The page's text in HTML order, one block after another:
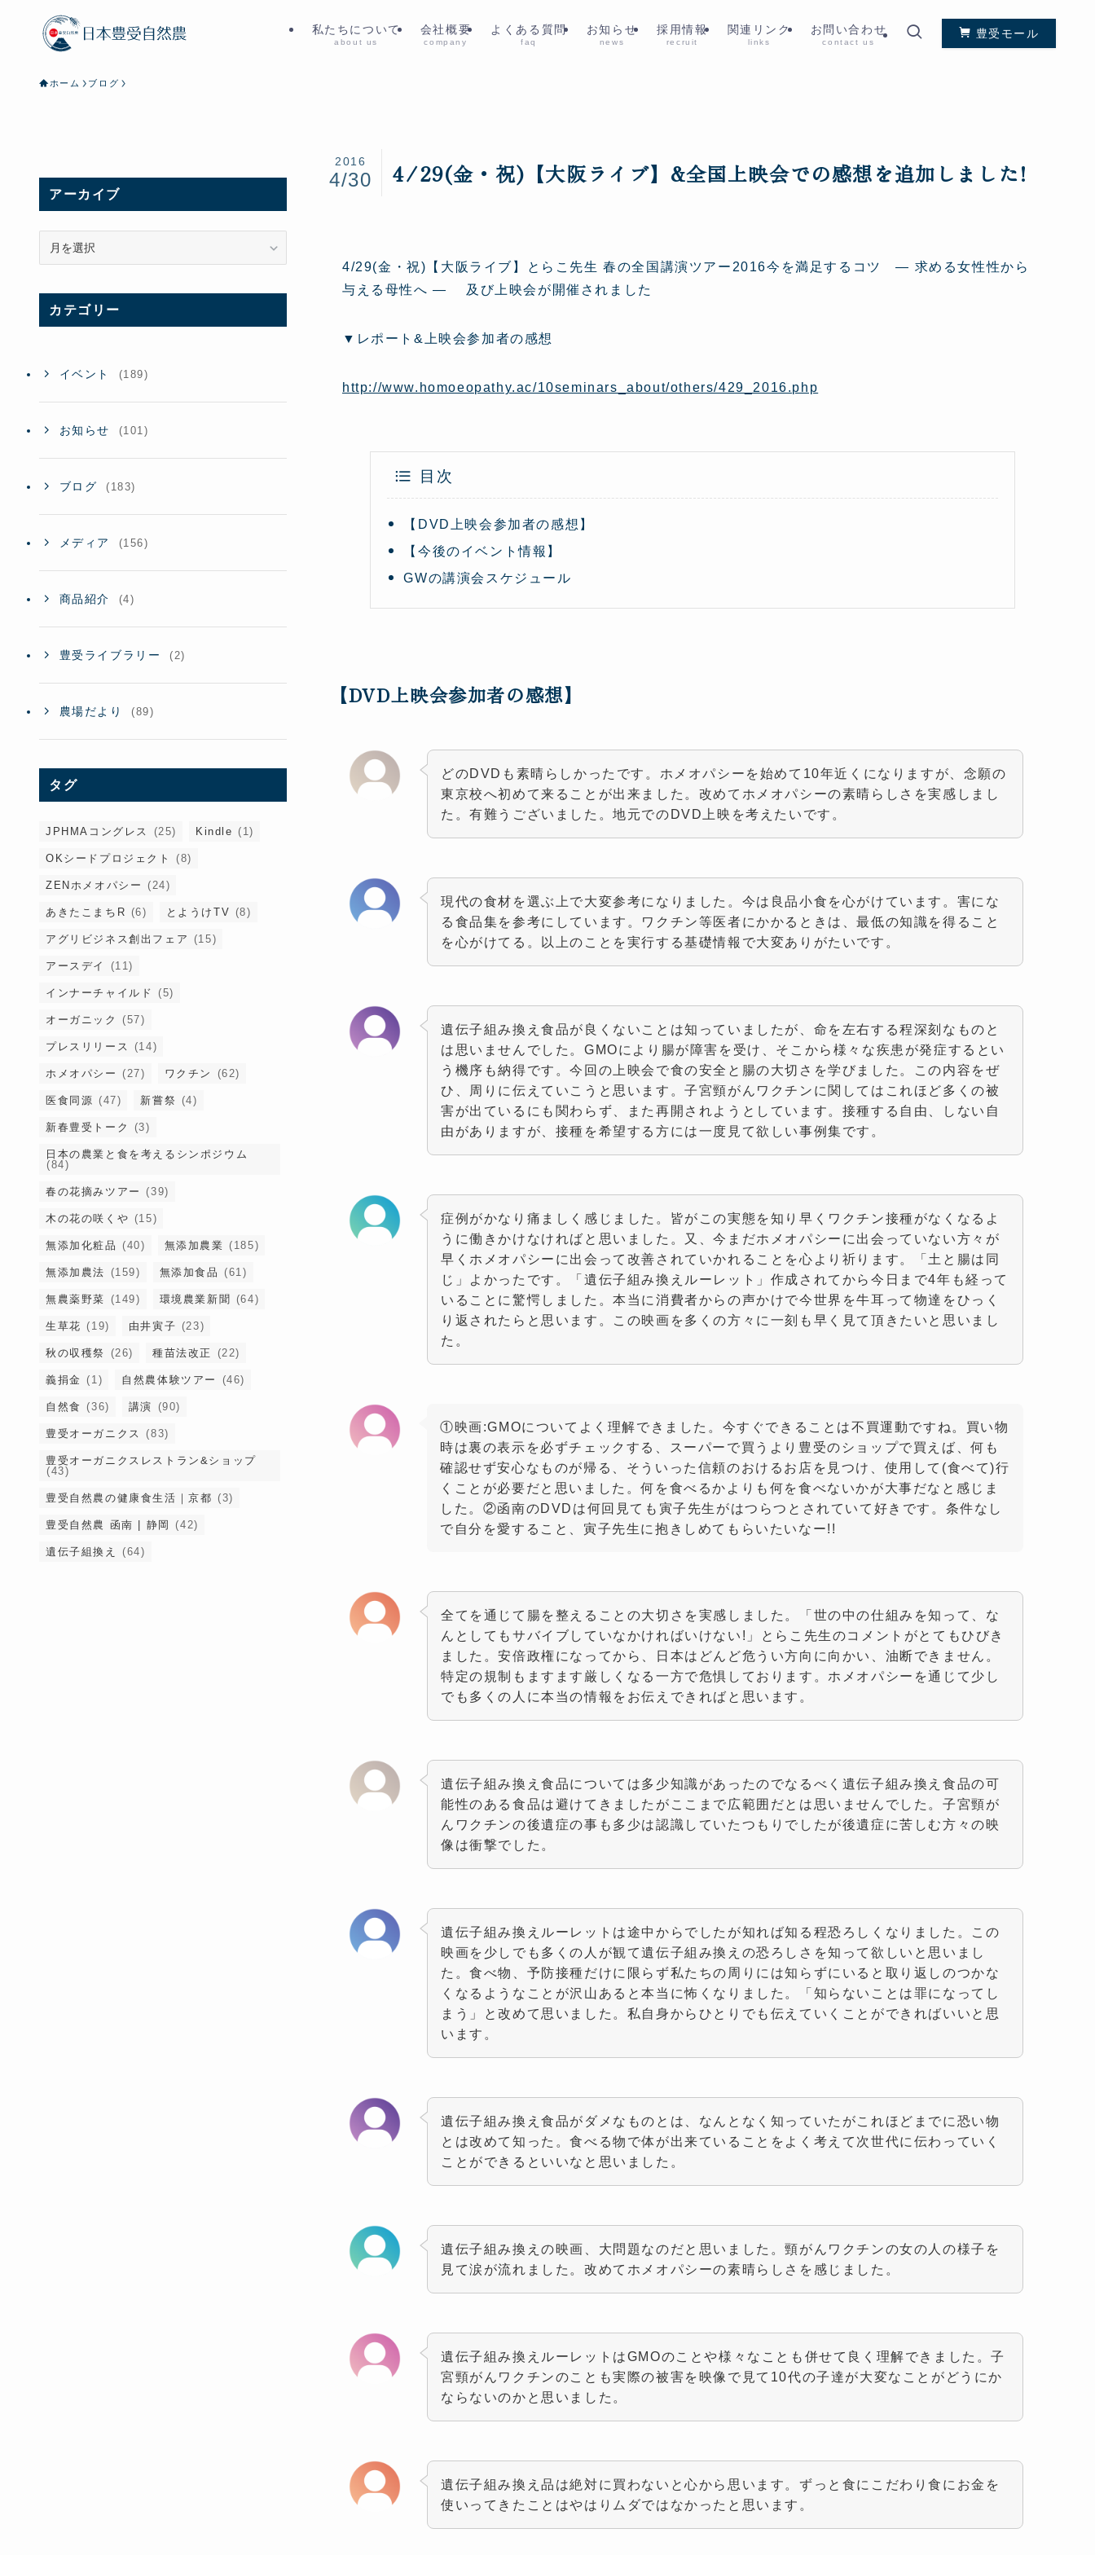
私たちについて
about us
会社概要
company
よくある質問
faq
お知らせ
news
採用情報
recruit
関連リンク
links
お問い合わせ
contact us
豊受モール
ホーム ブログ
4/29(金・祝)【大阪ライブ】&全国上映会での感想を追加しました!
2016
4/30
4/29(金・祝)【大阪ライブ】とらこ先生 春の全国講演ツアー2016今を満足するコツ ― 求める女性性から
与える母性へ ― 及び上映会が開催されました
▼レポート&上映会参加者の感想
http://www.homoeopathy.ac/10seminars_about/others/429_2016.php
目次
【DVD上映会参加者の感想】
【今後のイベント情報】
GWの講演会スケジュール
【DVD上映会参加者の感想】
どのDVDも素晴らしかったです。ホメオパシーを始めて10年近くになりますが、念願の
東京校へ初めて来ることが出来ました。改めてホメオパシーの素晴らしさを実感しまし
た。有難うございました。地元でのDVD上映を考えたいです。
現代の食材を選ぶ上で大変参考になりました。今は良品小食を心がけています。害にな
る食品集を参考にしています。ワクチン等医者にかかるときは、最低の知識を得ること
を心がけてる。以上のことを実行する基礎情報で大変ありがたいです。
遺伝子組み換え食品が良くないことは知っていましたが、命を左右する程深刻なものと
は思いませんでした。GMOにより腸が障害を受け、そこから様々な疾患が発症するとい
う機序も納得です。今回の上映会で食の安全と腸の大切さを学びました。この内容をぜ
ひ、周りに伝えていこうと思います。子宮頸がんワクチンに関してはこれほど多くの被
害が出ているにも関わらず、また再開されようとしています。接種する自由、しない自
由がありますが、接種を希望する方には一度見て欲しい事例集です。
症例がかなり痛ましく感じました。皆がこの実態を知り早くワクチン接種がなくなるよ
うに働きかけなければと思いました。又、今まだホメオパシーに出会っていない方々が
早くホメオパシーに出会って改善されていかれることを心より祈ります。「土と腸は同
じ」よかったです。「遺伝子組み換えルーレット」作成されてから今日まで4年も経って
いることに驚愕しました。本当に消費者からの声かけで今世界を牛耳って物達をひっく
り返されたらと思います。この映画を多くの方々に一刻も早く見て頂きたいと思いまし
た。
①映画:GMOについてよく理解できました。今すぐできることは不買運動ですね。買い物
時は裏の表示を必ずチェックする、スーパーで買うより豊受のショップで買えば、何も
確認せず安心なものが帰る、そういった信頼のおけるお店を見つけ、使用して(食べて)行
くことが必要だと思いました。何を食べるかよりも何を食べないかが大事だなと感じま
した。②函南のDVDは何回見ても寅子先生がはつらつとされていて好きです。条件なし
で自分を愛すること、寅子先生に抱きしめてもらいたいなー!!
全てを通じて腸を整えることの大切さを実感しました。「世の中の仕組みを知って、な
んとしてもサバイブしていなかければいけない!」とらこ先生のコメントがとてもひびき
ました。安倍政権になってから、日本はどんど危うい方向に向かい、油断できません。
特定の規制もますます厳しくなる一方で危惧しております。ホメオパシーを通じて少し
でも多くの人に本当の情報をお伝えできればと思います。
遺伝子組み換え食品については多少知識があったのでなるべく遺伝子組み換え食品の可
能性のある食品は避けてきましたがここまで広範囲だとは思いませんでした。子宮頸が
んワクチンの後遺症の事も多少は認識していたつもりでしたが後遺症に苦しむ方々の映
像は衝撃でした。
遺伝子組み換えルーレットは途中からでしたが知れば知る程恐ろしくなりました。この
映画を少しでも多くの人が観て遺伝子組み換えの恐ろしさを知って欲しいと思いまし
た。食べ物、予防接種だけに限らず私たちの周りには知らずにいると取り返しのつかな
くなるようなことが沢山あると本当に怖くなりました。「知らないことは罪になってし
まう」と改めて思いました。私自身からひとりでも伝えていくことができればいいと思
います。
遺伝子組み換え食品がダメなものとは、なんとなく知っていたがこれほどまでに恐い物
とは改めて知った。食べる物で体が出来ていることをよく考えて次世代に伝わっていく
ことができるといいなと思いました。
遺伝子組み換えの映画、大問題なのだと思いました。頸がんワクチンの女の人の様子を
見て涙が流れました。改めてホメオパシーの素晴らしさを感じました。
遺伝子組み換えルーレットはGMOのことや様々なことも併せて良く理解できました。子
宮頸がんワクチンのことも実際の被害を映像で見て10代の子達が大変なことがどうにか
ならないのかと思いました。
遺伝子組み換え品は絶対に買わないと心から思います。ずっと食にこだわり食にお金を
使いってきたことはやはりムダではなかったと思います。
アーカイブ
ー
イ
ブカテゴリー
イベント (189)
お知らせ (101)
ブログ (183)
メディア (156)
商品紹介 (4)
豊受ライブラリー (2)
農場だより (89)
タグ
JPHMAコングレス (25) Kindle (1)
OKシードプロジェクト (8)
ZENホメオパシー (24)
あきたこまちR (6) とようけTV (8)
アグリビジネス創出フェア (15)
アースデイ (11)
インナーチャイルド (5)
オーガニック (57)
プレスリリース (14)
ホメオパシー (27) ワクチン (62)
医食同源 (47) 新嘗祭 (4)
新春豊受トーク (3)
日本の農業と食を考えるシンポジウム
(84)
春の花摘みツアー (39)
木の花の咲くや (15)
無添加化粧品 (40) 無添加農業 (185)
無添加農法 (159) 無添加食品 (61)
無農薬野菜 (149) 環境農業新聞 (64)
生草花 (19) 由井寅子 (23)
秋の収穫祭 (26) 種苗法改正 (22)
義捐金 (1) 自然農体験ツアー (46)
自然食 (36) 講演 (90)
豊受オーガニクス (83)
豊受オーガニクスレストラン&ショップ
(43)
豊受自然農の健康食生活｜京都 (3)
豊受自然農 函南 | 静岡 (42)
遺伝子組換え (64)